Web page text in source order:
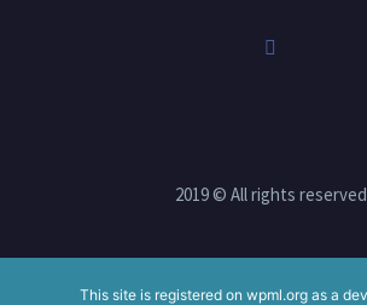
2019 © All rights reserved
This site is registered on wpml.orgas a